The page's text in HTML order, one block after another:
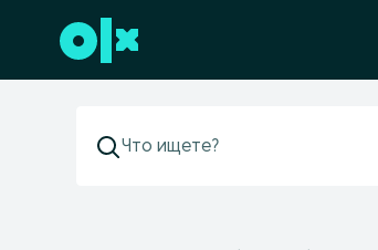
Перейти к нижнему колонтитулу